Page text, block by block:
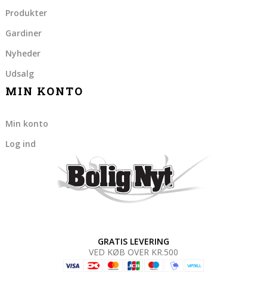
Produkter
Gardiner
Nyheder
Udsalg
MIN KONTO
Min konto
Log ind
GRATIS LEVERING
VED KØB OVER KR.500